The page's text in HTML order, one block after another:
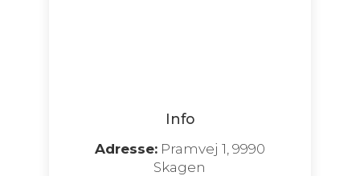
Info
Adresse:Pramvej 1, 9990
Skagen